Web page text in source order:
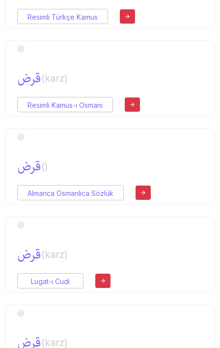
Resimli Türkçe Kamus
قرض(karz)
Resimli Kamus-ı Osmani
قرض()
Almanca Osmanlıca Sözlük
قرض(karz)
Lugat-ı Cudi
قرض(karz)